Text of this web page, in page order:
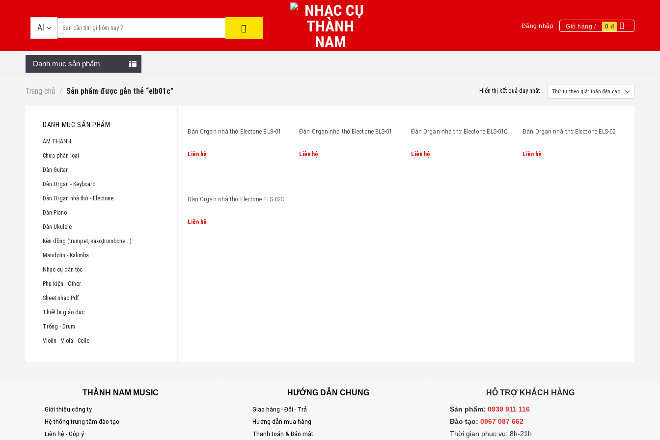
Đăng nhập Giỏ hàng / 0 đ
Danh mục sản phẩm
Trang chủ / Sản phẩm được gắn thẻ “elb01c” Hiển thị kết quả duy nhất
DANH MỤC SẢN PHẨM
ÂM THANH
Chưa phân loại
Đàn Guitar
Đàn Organ - Keyboard
Đàn Organ nhà thờ - Electone
Đàn Piano
Đàn Ukulele
Kèn đồng (trumpet, saxo,trombone...)
Mandolin - Kalimba
Nhạc cụ dân tộc
Phụ kiện - Other
Sheet nhạc Pdf
Thiết bị giáo dục
Trống - Drum
Violin - Viola - Cello
Đàn Organ nhà thờ Electone ELB-01
Liên hệ
Đàn Organ nhà thờ Electone ELS-01
Liên hệ
Đàn Organ nhà thờ Electone ELS-01C
Liên hệ
Đàn Organ nhà thờ Electone ELS-02
Liên hệ
Đàn Organ nhà thờ Electone ELS-02C
Liên hệ
THÀNH NAM MUSIC
Giới thiệu công ty
Hệ thống trung tâm đào tạo
Liên hệ - Góp ý
HƯỚNG DẪN CHUNG
Giao hàng - Đổi - Trả
Hướng dẫn mua hàng
Thanh toán & Bảo mật
HỖ TRỢ KHÁCH HÀNG
Sản phẩm: 0939 911 116
Đào tạo: 0967 087 662
Thời gian phục vụ: 8h-21h